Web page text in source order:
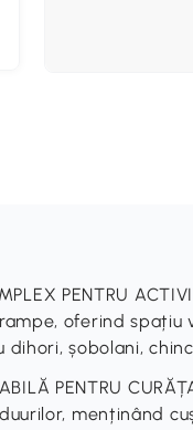
PENTRU
oferind spațiu
dihori, șobolani,
PENTRU
menținând